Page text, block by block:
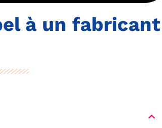
à un fabricant